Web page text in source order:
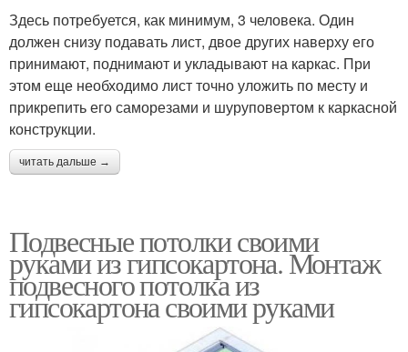
Здесь потребуется, как минимум, 3 человека. Один
должен снизу подавать лист, двое других наверху его
принимают, поднимают и укладывают на каркас. При
этом еще необходимо лист точно уложить по месту и
прикрепить его саморезами и шуруповертом к каркасной
конструкции.
читать дальше →
Подвесные потолки своими
руками из гипсокартона. Монтаж
подвесного потолка из
гипсокартона своими руками